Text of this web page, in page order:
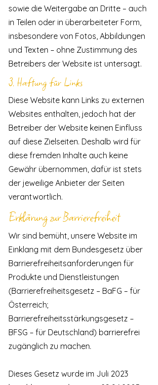
sowie die Weitergabe an Dritte – auch
in Teilen oder in überarbeiteter Form,
insbesondere von Fotos, Abbildungen
und Texten – ohne Zustimmung des
Betreibers der Website ist untersagt.
3. Haftung für Links
Diese Website kann Links zu externen
Websites enthalten, jedoch hat der
Betreiber der Website keinen Einfluss
auf diese Zielseiten. Deshalb wird für
diese fremden Inhalte auch keine
Gewähr übernommen, dafür ist stets
der jeweilige Anbieter der Seiten
verantwortlich.
Erklärung zur Barrierefreiheit
Wir sind bemüht, unsere Website im
Einklang mit dem Bundesgesetz über
Barrierefreiheitsanforderungen für
Produkte und Dienstleistungen
(Barrierefreiheitsgesetz – BaFG – für
Österreich;
Barrierefreiheitsstärkungsgesetz –
BFSG – für Deutschland) barrierefrei
zugänglich zu machen.
Dieses Gesetz wurde im Juli 2023